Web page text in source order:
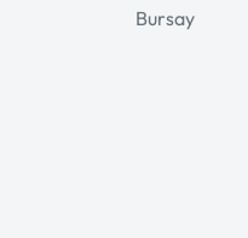
Bursay